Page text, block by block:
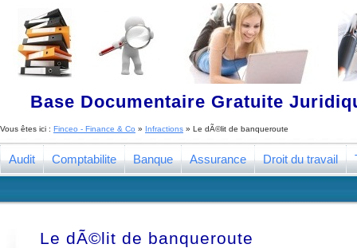
Base Documentaire Gratuite
Vous êtes ici : Finceo - Finance & Co » Infractions » Le dÃ©lit de banqueroute
Audit Comptabilite Banque Assurance Droit du travail
Le dÃ©lit de banqueroute